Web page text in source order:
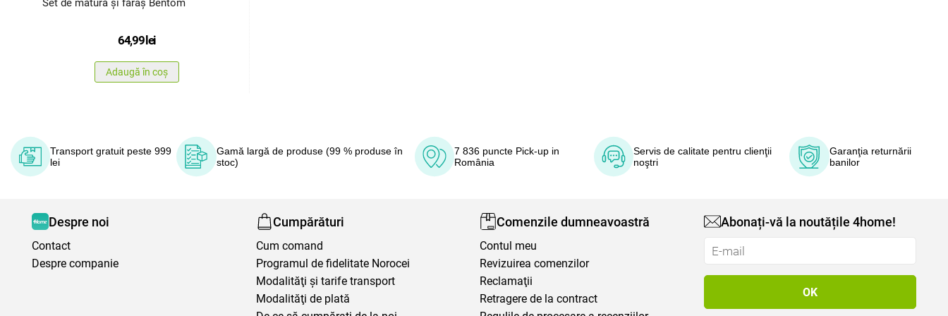
Set de mătură și făraș Bentom
64,99lei
Adaugă în coș
Transport gratuit peste 999
lei
Gamă largă de produse (99 % produse în
stoc)
7 836 puncte Pick-up in
România
Servis de calitate pentru clienţii
noştri
Garanţia returnării
banilor
Despre noi
Contact
Despre companie
Cumpărături
Cum comand
Programul de fidelitate Norocei
Modalităţi şi tarife transport
Modalităţi de plată
Comenzile dumneavoastră
Contul meu
Revizuirea comenzilor
Reclamaţii
Retragere de la contract
Abonați-vă la noutățile 4home!